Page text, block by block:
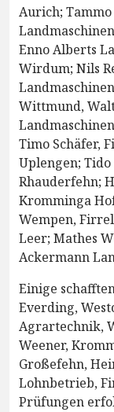
Aurich;
Enno Alberts
Wirdum; Nils
Wittmund,
Timo Schäfer,
Uplengen;
Rhauderfehn;
Kromminga
Wempen,
Leer; Mathes
Ackermann
Einige
Everding,
Agrartechnik,
Weener,
Großefehn,
Lohnbetrieb,
Prüfungen